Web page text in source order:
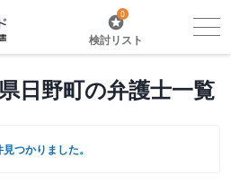
0
検討リスト
日野町の弁護士一覧
つかりました。